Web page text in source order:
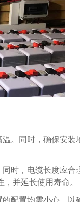
。同时，确保安装
时，电缆长度应合
并延长使用寿命。
配置均需小心，以